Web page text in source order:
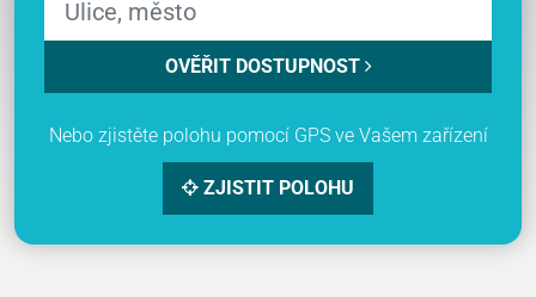
OVĚŘIT DOSTUPNOST
Nebo zjistěte polohu pomocí GPS ve Vašem zařízení
ZJISTIT POLOHU